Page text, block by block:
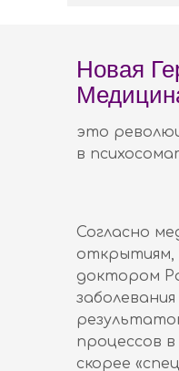
Согласно
открытиям,
доктором
процессов
скорее
это
в
Новая